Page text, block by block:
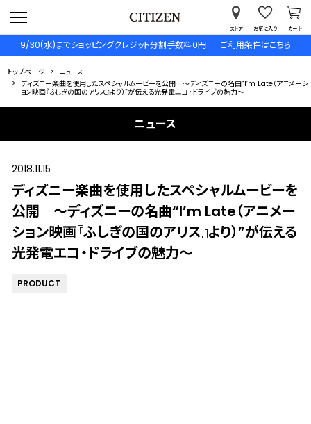
9/30(水)までショッピングクレジット分割手数料０円 ご利用条件はこちら
ストア お気に入り カート
トップページ
ニュース
ディズニー楽曲を使用したスペシャルムービーを公開 ～ディズニーの名曲“I’m Late（アニメーシ
ョン映画『ふしぎの国のアリス』より）”が伝える光発電エコ・ドライブの魅力～
ニュース
2018.11.15
ディズニー楽曲を使用したスペシャルムービーを
公開 ～ディズニーの名曲“I’m Late（アニメー
ション映画『ふしぎの国のアリス』より）”が伝える
光発電エコ・ドライブの魅力～
PRODUCT